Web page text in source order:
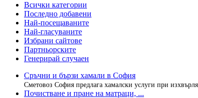
Всички категории
Последно добавени
Най-посещаваните
Най-гласуваните
Избрани сайтове
Партньорските
Генерирай случаен
Сръчни и бързи хамали в София
Сметовоз София предлага хамалски услуги при
Почистване и пране на матраци, ...